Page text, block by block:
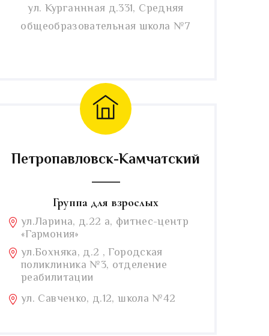
ул. Курганнная д.331, Средняя
общеобразовательная школа №7
Петропавловск-Камчатский
Группа для взрослых
ул.Ларина, д.22 а, фитнес-центр
«Гармония»
ул.Бохняка, д.2 , Городская
поликлиника №3, отделение
реабилитации
ул. Савченко, д.12, школа №42